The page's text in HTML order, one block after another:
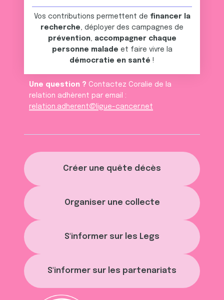
Créer une quête décès
Organiser une collecte
S'informer sur les Legs
S'informer sur les partenariats
Vos contributions permettent de financer la
recherche, déployer des campagnes de
prévention, accompagner chaque
personne malade et faire vivre la
démocratie en santé !
Une question ? Contactez Coralie de la
relation adhèrent par email :
relation.adherent@ligue-cancer.net